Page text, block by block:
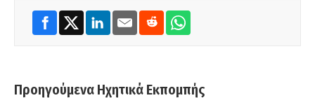
Προηγούμενα Ηχητικά Εκπομπής